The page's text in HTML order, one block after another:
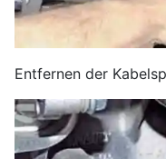
Entfernen der